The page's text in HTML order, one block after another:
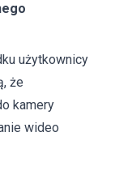
użytkownicy
że
kamery
wideo